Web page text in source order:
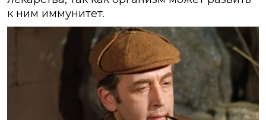
к ним иммунитет.